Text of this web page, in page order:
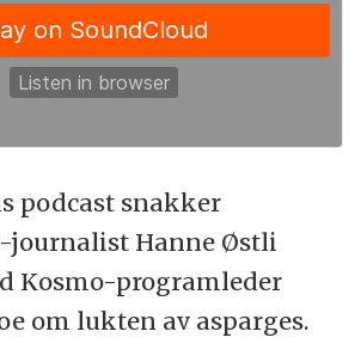
podcast snakker
journalist Hanne Østli
Kosmo-programleder
om lukten av asparges.